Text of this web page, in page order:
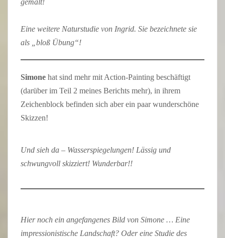
Eine weitere Naturstudie von Ingrid. Sie bezeichnete sie
als „bloß Übung“!
Simone hat sind mehr mit Action-Painting beschäftigt
(darüber im Teil 2 meines Berichts mehr), in ihrem
Zeichenblock befinden sich aber ein paar wunderschöne
Skizzen!
Und sieh da – Wasserspiegelungen! Lässig und
schwungvoll skizziert! Wunderbar!!
Hier noch ein angefangenes Bild von Simone … Eine
impressionistische Landschaft? Oder eine Studie des